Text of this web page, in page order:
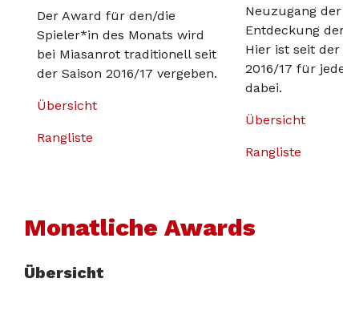
Der Award für den/die
Spieler*in des Monats wird
bei Miasanrot traditionell seit
der Saison 2016/17 vergeben.
Übersicht
Rangliste
Neuzugang der
Entdeckung
Hier ist seit der
2016/17 für
dabei.
Übersicht
Rangliste
Monatliche Awards
Übersicht